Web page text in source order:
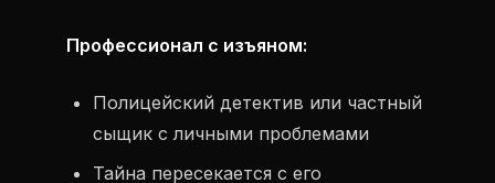
Профессионал с изъяном:
Полицейский детектив или частный
сыщик с личными проблемами
Тайна пересекается с его